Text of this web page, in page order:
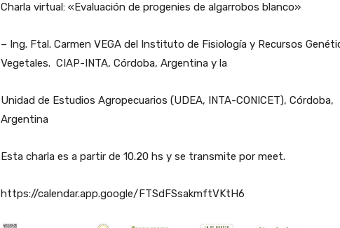
Charla virtual: «Evaluación de progenies de algarrobos blanco»
– Ing. Ftal. Carmen VEGA del Instituto de Fisiología y Recursos
Vegetales. CIAP-INTA, Córdoba, Argentina y la
Unidad de Estudios Agropecuarios (UDEA, INTA-CONICET), Córdoba,
Argentina
Esta charla es a partir de 10.20 hs y se transmite por meet.
https://calendar.app.google/FTSdFSsakmftVKtH6